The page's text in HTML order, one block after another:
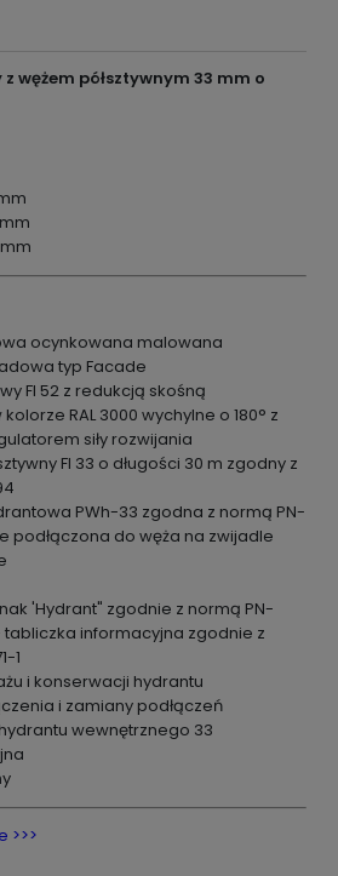
wężem półsztywnym 33 mm o
ocynkowana malowana
typ Facade
FI 52 z redukcją skośną
RAL 3000 wychylne o 180° z
siły rozwijania
FI 33 o długości 30 m zgodny z
PWh-33 zgodna z normą PN-
podłączona do węża na zwijadle
'Hydrant" zgodnie z normą PN-
tabliczka informacyjna zgodnie z
1
i konserwacji hydrantu
i zamiany podłączeń
wewnętrznego 33
>>>